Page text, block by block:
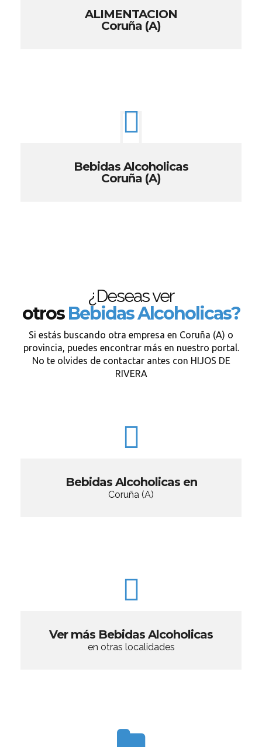
ALIMENTACION
Coruña (A)
Bebidas Alcoholicas
Coruña (A)
¿Deseas ver
otrosBebidas Alcoholicas?
Si estás buscando otra empresa en Coruña (A) o
provincia, puedes encontrar más en nuestro portal.
No te olvides de contactar antes con HIJOS DE
RIVERA
Bebidas Alcoholicas en
Coruña (A)
Ver más Bebidas Alcoholicas
en otras localidades